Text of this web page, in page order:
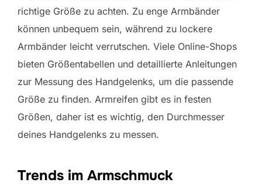
richtige Größe zu achten. Zu enge Armbänder
können unbequem sein, während zu lockere
Armbänder leicht verrutschen. Viele Online-Shops
bieten Größentabellen und detaillierte Anleitungen
zur Messung des Handgelenks, um die passende
Größe zu finden. Armreifen gibt es in festen
Größen, daher ist es wichtig, den Durchmesser
deines Handgelenks zu messen.
Trends im Armschmuck